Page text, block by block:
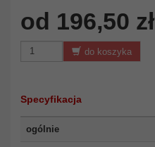
od 196,50 zł
do koszyka
Specyfikacja
ogólnie